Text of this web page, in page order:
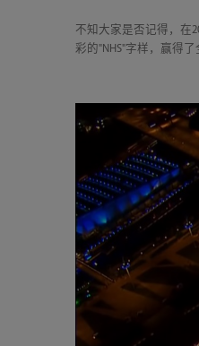
不知大家是否记得，在
彩的"NHS"字样，赢得